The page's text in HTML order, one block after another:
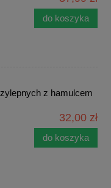
do koszyka
z hamulcem
32,00 zł
do koszyka